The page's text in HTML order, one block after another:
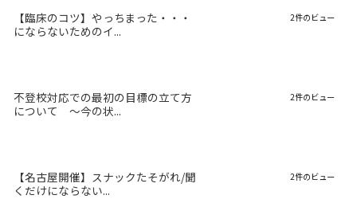
【臨床のコツ】やっちまった・・・
にならないためのイ...
2件のビュー
不登校対応での最初の目標の立て方
について 〜今の状...
2件のビュー
【名古屋開催】スナックたそがれ/聞
くだけにならない...
2件のビュー